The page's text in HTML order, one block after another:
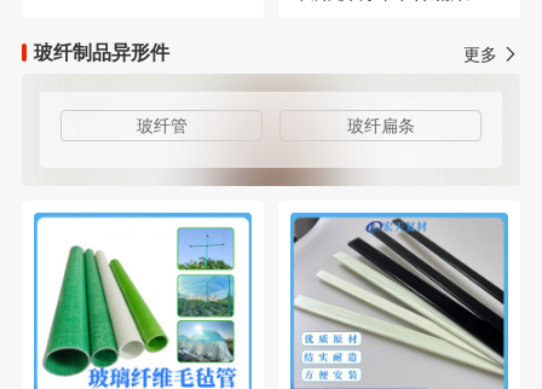
玻纤制品异形件 更多
玻纤管 玻纤扁条